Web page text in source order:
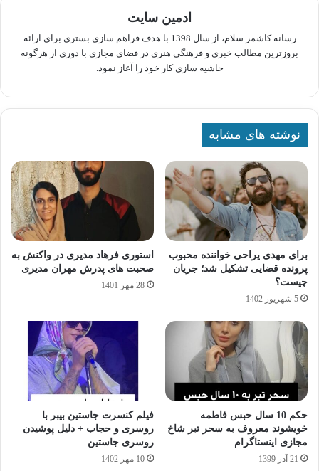
ادمین سایت
رسانه کاشمر سلام، از سال 1398 با هدف فراهم سازی بستری برای ارائه
بروزترین مطالب خبری و فرهنگی هنری در فضای مجازی با دوری از هرگونه
حاشیه سازی کار خود را آغاز نمود.
نوشته های مشابه
برای مهدی یراحی خواننده محبوب
پرونده قضایی تشکیل شد؛ جریان
چیست؟
5 شهریور 1402
استوری فرهاد مدیری در واکنش به
صحبت های پدرش مهران مدیری
28 مهر 1401
حکم 10 سال حبس فاطمه
خویشوند معروف به سحر تبر شاخ
مجازی اینستاگرام
21 آذر 1399
فیلم کنسرت جاستین بیبر با
روسری و حجاب + دلیل پوشیدن
روسری جاستین
10 مهر 1402